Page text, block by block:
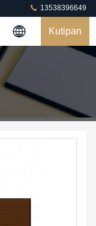
13538396649
Kutipan